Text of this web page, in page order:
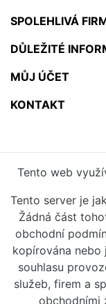
SPOLEHLIVÁ
DŮLEŽITÉ
MŮJ ÚČET
KONTAKT
Tento web
Tento server je
Žádná část
obchodní
kopírována nebo
souhlasu
služeb, firem a
obchodními